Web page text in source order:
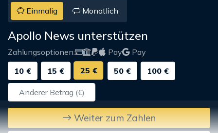
Einmalig Monatlich
Apollo News unterstützen
Zahlungsoptionen: Pay
Pay
10 €
15 € 25 € 50 € 100 €
Weiter zum Zahlen